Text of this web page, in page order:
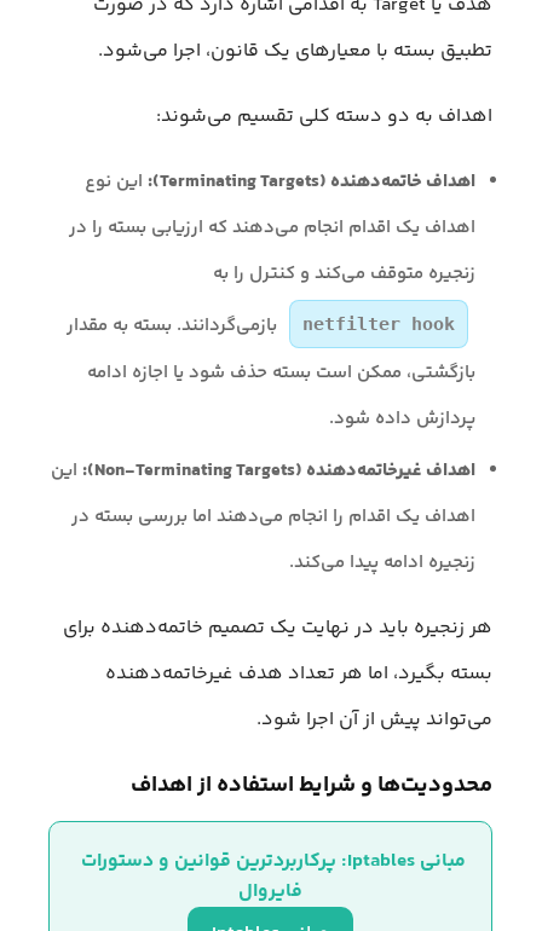
تطبیق بسته با معیارهای یک قانون، اجرا می‌شود.
اهداف به دو دسته کلی تقسیم می‌شوند:
اهداف خاتمه‌دهنده (Terminating Targets):
این نوع
اهداف یک اقدام انجام می‌دهند که ارزیابی بسته را در
زنجیره متوقف می‌کند و کنترل را به
netfilter hook
بازمی‌گردانند. بسته به مقدار
بازگشتی، ممکن است بسته حذف شود یا اجازه ادامه
پردازش داده شود.
اهداف غیرخاتمه‌دهنده (Non-Terminating Targets):
این
اهداف یک اقدام را انجام می‌دهند اما بررسی بسته در
زنجیره ادامه پیدا می‌کند.
هر زنجیره باید در نهایت یک تصمیم خاتمه‌دهنده برای
بسته بگیرد، اما هر تعداد هدف غیرخاتمه‌دهنده
می‌تواند پیش از آن اجرا شود.
محدودیت‌ها و شرایط استفاده از اهداف
مبانی Iptables: پرکاربردترین قوانین و دستورات
فایروال